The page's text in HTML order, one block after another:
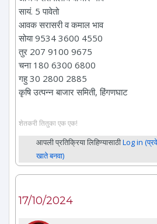
सायं. 5 पावेतो
आवक सरासरी व कमाल भाव
सोया 9534 3600 4550
तुर 207 9100 9675
चना 180 6300 6800
गहु 30 2800 2885
कृषि उत्पन्न बाजार समिती, हिंगणघाट
शेतकरी तितुका एक एक!
आपली प्रतिक्रिया लिहिण्यासाठीLog in
खाते बनवा)
17/10/2024